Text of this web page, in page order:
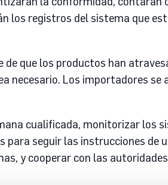
los registros del sistema que
que los productos han
necesario. Los importadores se
cualificada, monitorizar los
seguir las instrucciones de
y cooperar con las